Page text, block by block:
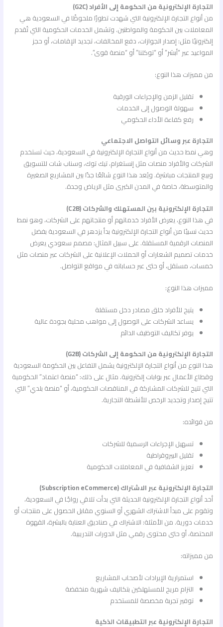
التجارة الإلكترونية من الحكومة إلى الأفراد (G2C)
من أنواع التجارة الإلكترونية التي شهدت تطورًا ملحوظًا في السعودية هي
المعاملات بين الحكومة والمواطنين. وتشمل الخدمات الحكومية التي تُقدم
إلكترونيًا مثل: إصدار الجوازات، دفع المخالفات، تجديد الإقامات، أو حجز
المواعيد عبر “أبشر” أو “توكلنا” أو “منصة قوى”.
من مميزات هذا النوع:
تقليل الزمن والإجراءات الورقية
سهولة الوصول إلى الخدمات
رفع كفاءة الأداء الحكومي
التجارة عبر وسائل التواصل الاجتماعي
وهي نمط حديث من أنواع التجارة الإلكترونية في السعودية، حيث تستخدم
الشركات والأفراد منصات مثل إنستغرام، تيك توك، وسناب شات للتسويق
وبيع المنتجات مباشرة. ويُعد هذا النوع شائعًا جدًا بين المشاريع الصغيرة
والمتوسطة، خاصة في المدن الكبرى مثل الرياض وجدة.
التجارة الإلكترونية بين المستهلك والشركات (C2B)
في هذا النوع، يعرض الأفراد خدماتهم أو منتجاتهم على الشركات، وهو نمط
حديث نسبيًا من أنواع التجارة الإلكترونية بدأ يزدهر في السعودية بفضل
المنصات الرقمية المستقلة. على سبيل المثال: مصمم سعودي يعرض
خدمات تصميم الشعارات أو الحملات الإعلانية على الشركات عبر منصات مثل
خمسات، مستقل، أو حتى عبر حساباته في مواقع التواصل.
مميزات هذا النوع:
يتيح للأفراد خلق مصادر دخل مستقلة
يساعد الشركات على الوصول إلى مواهب محلية بجودة عالية
يوفر تكاليف التوظيف الدائم
التجارة الإلكترونية من الحكومة إلى الشركات (G2B)
هذا النوع من أنواع التجارة الإلكترونية يشمل التفاعل بين الحكومة السعودية
وقطاع الأعمال عبر بوابات إلكترونية. مثال على ذلك: “منصة اعتماد” الحكومية
التي تتيح للشركات المشاركة في المناقصات الحكومية، أو “منصة بلدي” التي
تتيح إصدار وتجديد الرخص للأنشطة التجارية.
من فوائده:
تسهيل الإجراءات الرسمية للشركات
تقليل البيروقراطية
تعزيز الشفافية في المعاملات الحكومية
التجارة الإلكترونية عبر الاشتراك (Subscription eCommerce)
أحد أنواع التجارة الإلكترونية الحديثة التي بدأت تلاقي رواجًا في السعودية،
وتقوم على مبدأ الاشتراك الشهري أو السنوي مقابل الحصول على منتجات أو
خدمات دورية. من الأمثلة: الاشتراك في صناديق العناية بالبشرة، القهوة
المختصة، أو حتى محتوى رقمي مثل الدورات التدريبية.
من مميزاته:
استمرارية الإيرادات لأصحاب المشاريع
التزام مريح للمستهلكين بتكاليف شهرية منخفضة
توفير تجربة مخصصة للمستخدم
التجارة الإلكترونية عبر التطبيقات الذكية